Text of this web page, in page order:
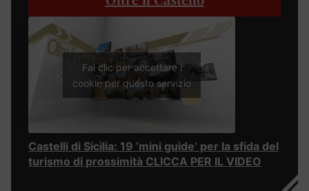
Fai clic per accettare i
cookie per questo servizio
Castelli di Sicilia: 19 ‘mini guide’ per la sfida del
turismo di prossimità CLICCA PER IL VIDEO